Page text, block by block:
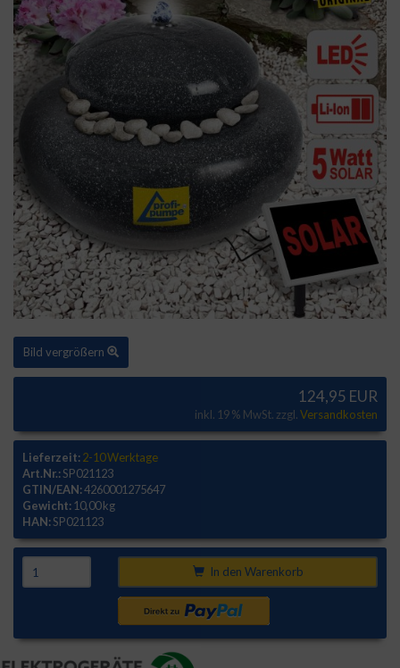
Bild vergrößern
124,95 EUR
inkl. 19 % MwSt. zzgl.Versandkosten
Lieferzeit:2-10 Werktage
Art.Nr.:SP021123
GTIN/EAN:4260001275647
Gewicht:10,00 kg
HAN:SP021123
In den Warenkorb